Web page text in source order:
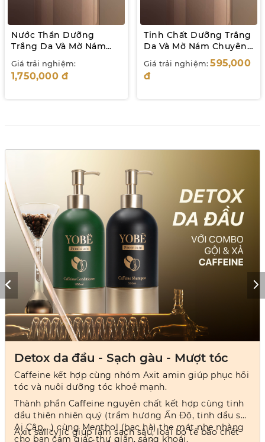
Nước Thần Dưỡng
Trắng Da Và Mờ Nám
Yobe Signature 145mL
Giá trải nghiệm:
1,750,000 đ
Tinh Chất Dưỡng Trắng
Da Và Mờ Nám Chuyên
Sâu Yobe Signature
60mL
Giá trải nghiệm:595,000
đ
Detox da đầu - Sạch gàu - Mượt tóc
Caffeine kết hợp cùng nhóm Axit amin giúp phục hồi
tóc và nuôi dưỡng tóc khoẻ mạnh.
Thành phần Caffeine nguyên chất kết hợp cùng tinh
dầu thiên nhiên quý (trầm hương Ấn Độ, tinh dầu sả
Ai Cập,...) cùng Menthol (bạc hà) the mát nhẹ nhàng
cho bạn cảm giác thư giãn, sảng khoái.
Axit salicylic giúp làm sạch sâu, loại bỏ tế bào chết